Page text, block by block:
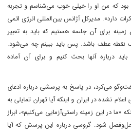
بود که من او را خیلی‌ خوب می‌شناسم و تجربه
دارد». مدیرکل آژانس بین‌المللی انرژی اتمی
زمینه برای آن جلسه هستیم که باید به تعبیر
نقطه عطف باشد. پس باید ببینم چه می‌شود.
درباره آنها بحث کنیم و برای آن آماده
می‌کرد، در پاسخ به پرسشی درباره ادعای
نشده در ایران و اینکه آیا تهران تمایلی به
«ما در این زمینه راستی‌آزمایی می‌کنیم»، ابراز
شود. گروسی درباره این پرسش که آیا